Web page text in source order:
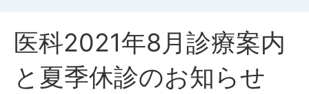
医科2021年8月診療案内
と夏季休診のお知らせ